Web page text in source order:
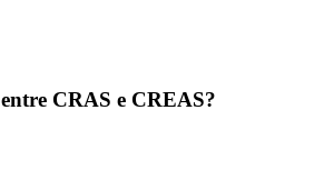
CRAS e CREAS?